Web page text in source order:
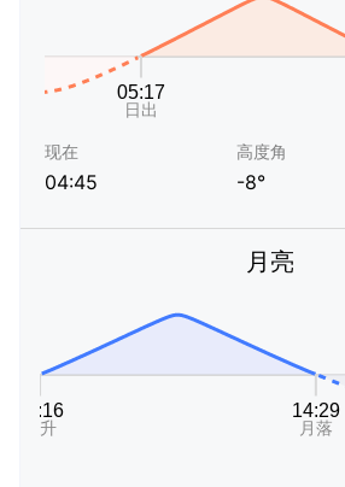
现在
04:45
高度角
-8°
月亮